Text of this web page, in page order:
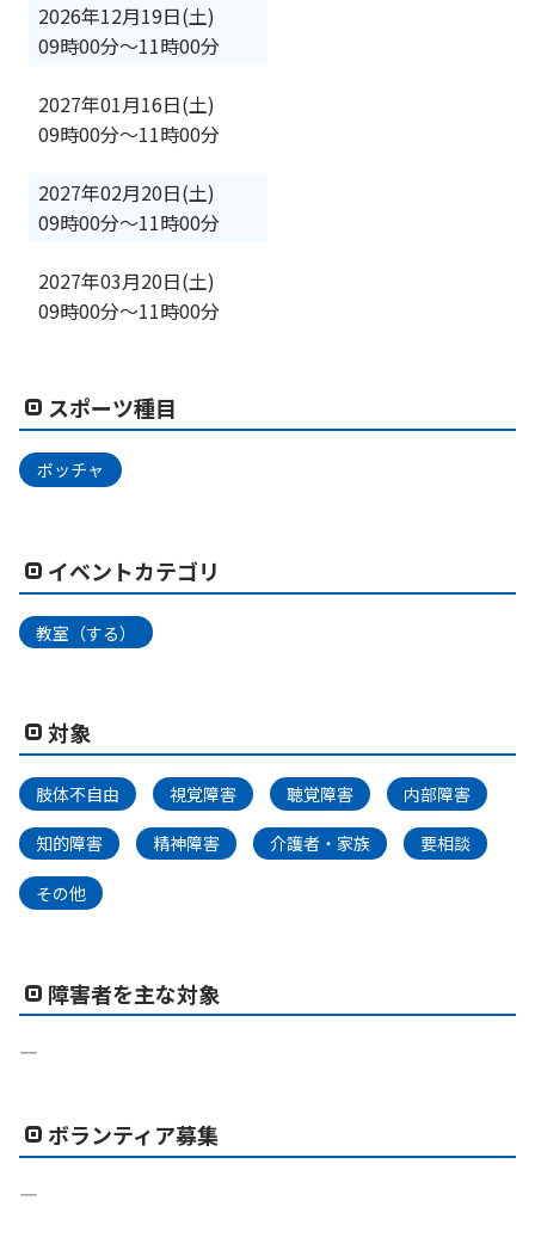
2026年12月19日(土)
09時00分〜11時00分
2027年01月16日(土)
09時00分〜11時00分
2027年02月20日(土)
09時00分〜11時00分
2027年03月20日(土)
09時00分〜11時00分
スポーツ種目
ボッチャ
イベントカテゴリ
教室（する）
対象
肢体不自由 視覚障害 聴覚障害 内部障害
知的障害 精神障害 介護者・家族 要相談
その他
障害者を主な対象
―
ボランティア募集
―